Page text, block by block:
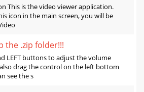
This is the video viewer application.
icon in the main screen, you will be
the .zip folder!!!
LEFT buttons to adjust the volume
drag the control on the left bottom
see the s